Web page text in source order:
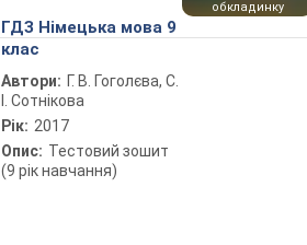
обкладинку
ГДЗ Німецька мова 9
клас
Автори: Г. В. Гоголєва, С.
І. Сотнікова
Рік: 2017
Опис: Тестовий зошит
(9 рік навчання)